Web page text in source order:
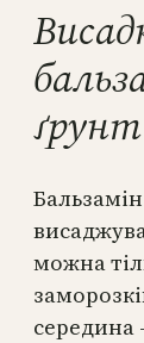
ґрунт
можна
середина